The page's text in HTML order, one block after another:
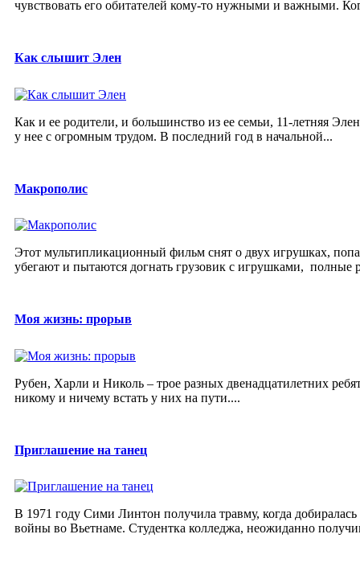
чувствовать его обитателей кому-то нужными и важными.
Как слышит Элен
Как и ее родители, и большинство из ее семьи, 11-летняя
у нее с огромным трудом. В последний год в начальной...
Макрополис
Этот мультипликационный фильм снят о двух игрушках,
убегают и пытаются догнать грузовик с игрушками, полные
Моя жизнь: прорыв
Рубен, Харли и Николь – трое разных двенадцатилетних
никому и ничему встать у них на пути....
Приглашение на танец
В 1971 году Сими Линтон получила травму, когда
войны во Вьетнаме. Студентка колледжа, неожиданно